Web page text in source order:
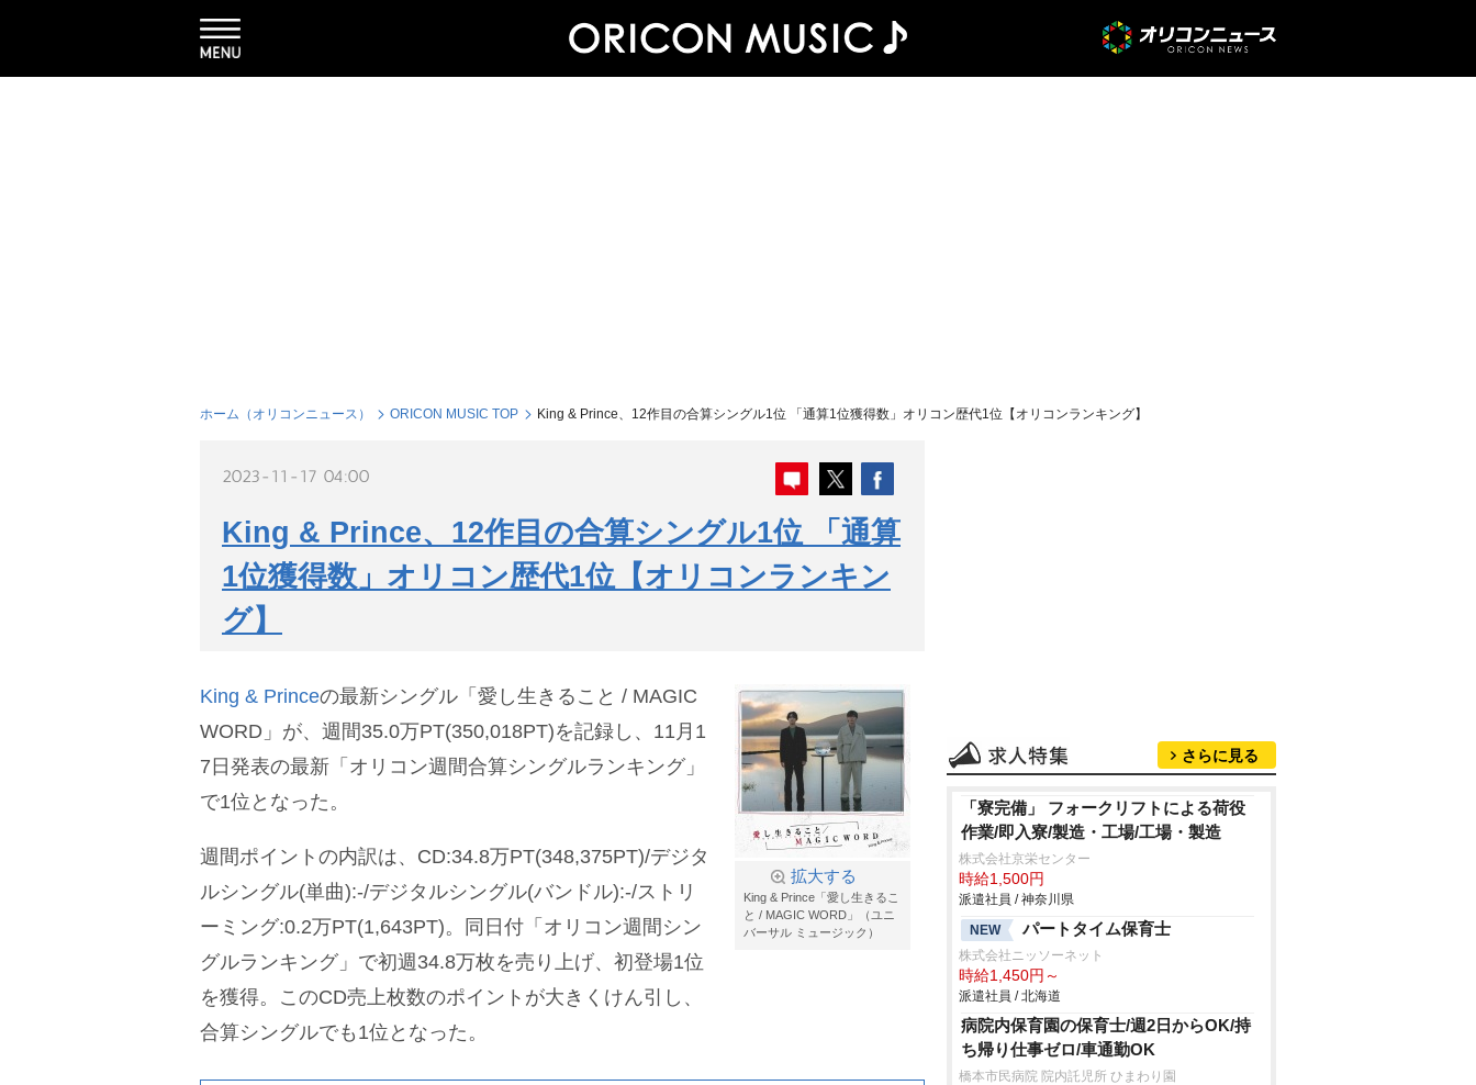
ホーム（オリコンニュース） ORICON MUSIC TOP King & Prince、12作目の合算シングル1位 「通算1位獲得数」オリコン歴代1位【オリコンランキング】
2023-11-17 04:00
King & Prince、12作目の合算シングル1位 「通算
1位獲得数」オリコン歴代1位【オリコンランキン
グ】
拡大する
King & Prince「愛し生きるこ
と / MAGIC WORD」（ユニ
バーサル ミュージック）
King & Princeの最新シングル「愛し生きること / MAGIC
WORD」が、週間35.0万PT(350,018PT)を記録し、11月1
7日発表の最新「オリコン週間合算シングルランキング」
で1位となった。
週間ポイントの内訳は、CD:34.8万PT(348,375PT)/デジタ
ルシングル(単曲):-/デジタルシングル(バンドル):-/ストリ
ーミング:0.2万PT(1,643PT)。同日付「オリコン週間シン
グルランキング」で初週34.8万枚を売り上げ、初登場1位
を獲得。このCD売上枚数のポイントが大きくけん引し、
合算シングルでも1位となった。
さらに見る
「寮完備」 フォークリフトによる荷役
作業/即入寮/製造・工場/工場・製造
株式会社京栄センター
時給1,500円
派遣社員 / 神奈川県
NEW
パートタイム保育士
株式会社ニッソーネット
時給1,450円～
派遣社員 / 北海道
病院内保育園の保育士/週2日からOK/持
ち帰り仕事ゼロ/車通勤OK
橋本市民病院 院内託児所 ひまわり園